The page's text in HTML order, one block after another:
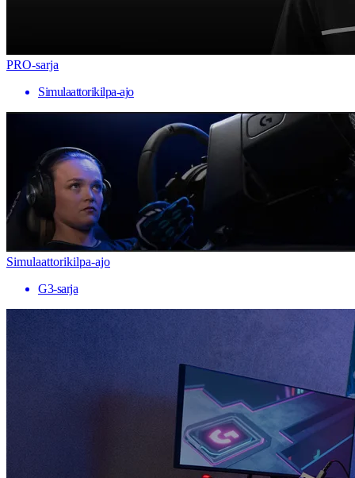
PRO-sarja
Simulaattorikilpa-ajo
Simulaattorikilpa-ajo
G3-sarja